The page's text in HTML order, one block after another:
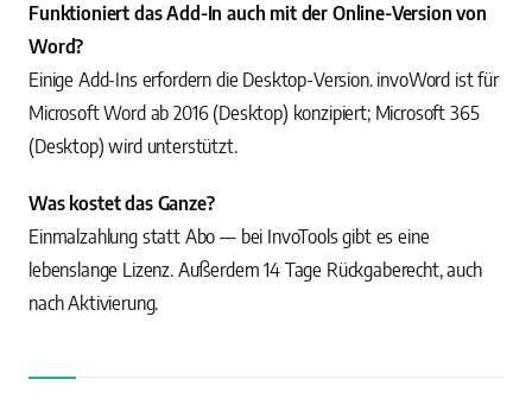
Funktioniert das Add-In auch mit der Online-Version von
Word?
Einige Add-Ins erfordern die Desktop-Version. invoWord ist für
Microsoft Word ab 2016 (Desktop) konzipiert; Microsoft 365
(Desktop) wird unterstützt.
Was kostet das Ganze?
Einmalzahlung statt Abo — bei InvoTools gibt es eine
lebenslange Lizenz. Außerdem 14 Tage Rückgaberecht, auch
nach Aktivierung.